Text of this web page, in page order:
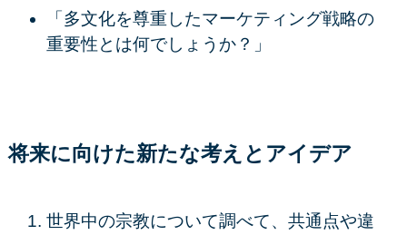
「多文化を尊重したマーケティング戦略の
重要性とは何でしょうか？」
将来に向けた新たな考えとアイデア
世界中の宗教について調べて、共通点や違